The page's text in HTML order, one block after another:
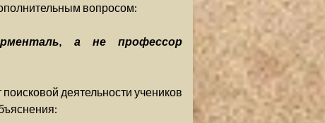
вопросом:
а не профессор
деятельности учеников